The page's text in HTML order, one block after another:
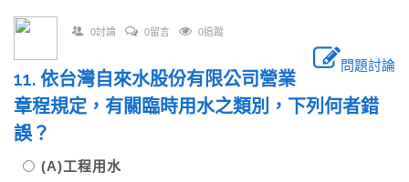
0討論 0留言 0追蹤
問題討論
11. 依台灣自來水股份有限公司營業
章程規定，有關臨時用水之類別，下列何者錯
誤？
(A)工程用水